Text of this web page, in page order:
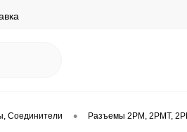
Соединители • Разъемы 2РМ, 2РМТ,